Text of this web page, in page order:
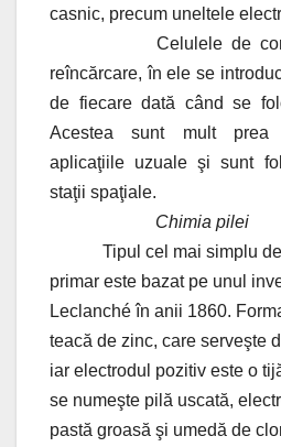
casnic, precum uneltele
Celulele de
reîncărcare, în ele se
de fiecare dată când se
Acestea sunt mult prea
aplicaţiile uzuale şi sunt
staţii spaţiale.
Chimia pilei
Tipul cel mai simplu de
primar este bazat pe unul
Leclanché în anii 1860.
teacă de zinc, care serveşte
iar electrodul pozitiv este o
se numeşte pilă uscată,
pastă groasă şi umedă de